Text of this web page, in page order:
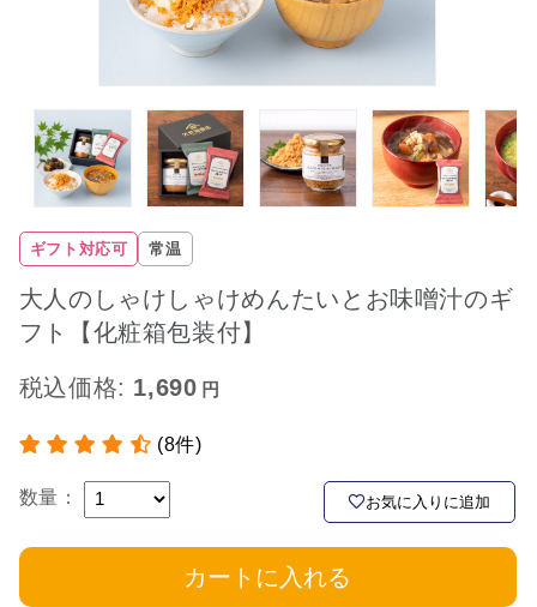
ギフト対応可 常温
大人のしゃけしゃけめんたいとお味噌汁のギ
フト【化粧箱包装付】
税込価格: 1,690
(8件)
数量： お気に入りに追加
カートに入れる